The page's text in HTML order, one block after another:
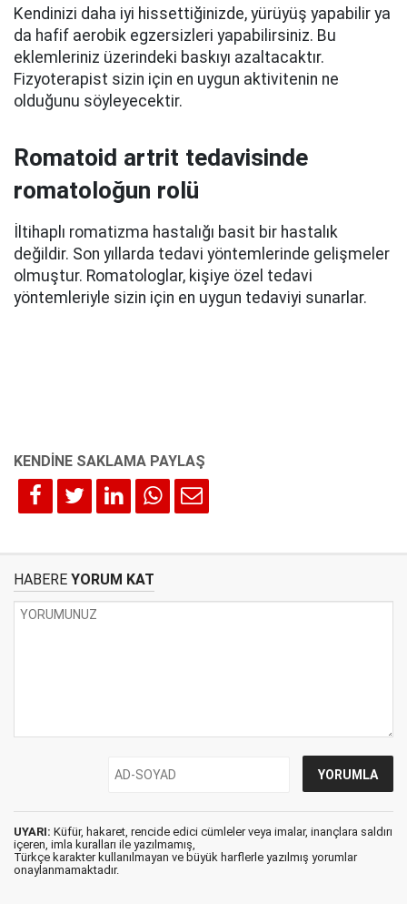
Kendinizi daha iyi hissettiğinizde, yürüyüş yapabilir ya
da hafif aerobik egzersizleri yapabilirsiniz. Bu
eklemleriniz üzerindeki baskıyı azaltacaktır.
Fizyoterapist sizin için en uygun aktivitenin ne
olduğunu söyleyecektir.
Romatoid artrit tedavisinde
romatoloğun rolü
İltihaplı romatizma hastalığı basit bir hastalık
değildir. Son yıllarda tedavi yöntemlerinde gelişmeler
olmuştur. Romatologlar, kişiye özel tedavi
yöntemleriyle sizin için en uygun tedaviyi sunarlar.
HABERE YORUM KAT
UYARI: Küfür, hakaret, rencide edici cümleler veya imalar, inançlara saldırı
içeren, imla kuralları ile yazılmamış,
Türkçe karakter kullanılmayan ve büyük harflerle yazılmış yorumlar
onaylanmamaktadır.